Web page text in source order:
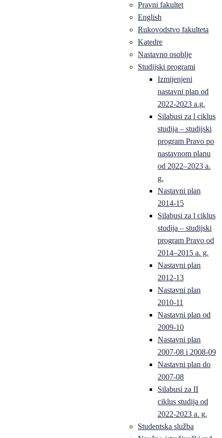
Pravni fakultet
English
Rukovodstvo fakulteta
Katedre
Nastavno osoblje
Studijski programi
Izmijenjeni
nastavni plan od
2022-2023 a.g.
Silabusi za l ciklus
studija – studijski
program Pravo po
nastavnom planu
od 2022–2023 a.
g.
Nastavni plan
2014-15
Silabusi za l ciklus
studija – studijski
program Pravo od
2014–2015 a. g.
Nastavni plan
2012-13
Nastavni plan
2010-11
Nastavni plan od
2009-10
Nastavni plan
2007-08 i 2008-09
Nastavni plan do
2007-08
Silabusi za II
ciklus studija od
2022-2023 a. g.
Studentska služba